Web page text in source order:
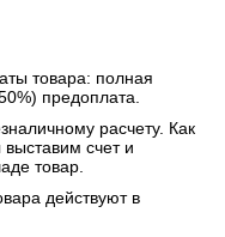
товара: полная
предоплата.
расчету. Как
счет и
товар.
действуют в